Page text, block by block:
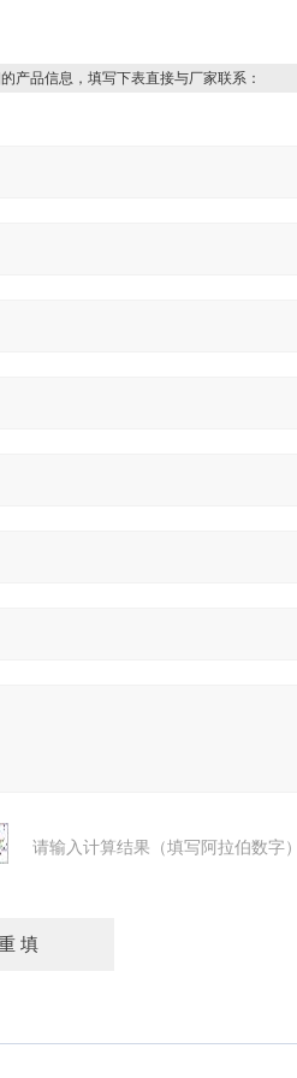
产品信息，填写下表直接与厂家联系：
请输入计算结果（填写阿拉伯数字